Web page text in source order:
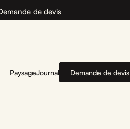
de devis
PaysageJournal Demande de devis